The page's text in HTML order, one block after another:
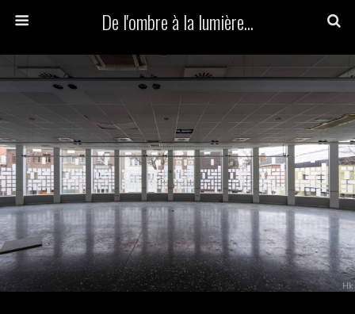
De l'ombre à la lumière...